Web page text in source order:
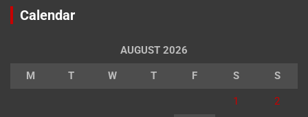
Calendar
AUGUST 2026
M T W T F S S
1 2